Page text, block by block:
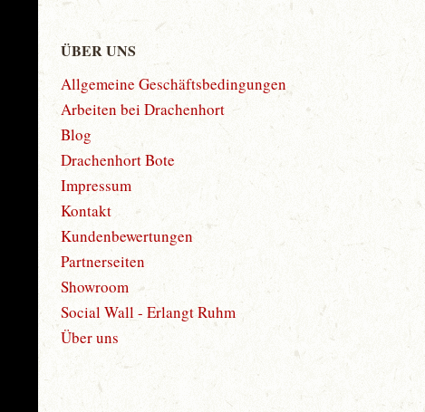
ÜBER UNS
Allgemeine Geschäftsbedingungen
Arbeiten bei Drachenhort
Blog
Drachenhort Bote
Impressum
Kontakt
Kundenbewertungen
Partnerseiten
Showroom
Social Wall - Erlangt Ruhm
Über uns